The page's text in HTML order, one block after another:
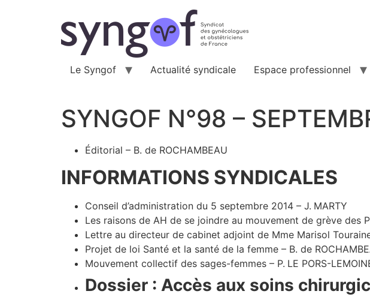
Le Syngof Actualité syndicale Espace professionnel
SYNGOF N°98 –
Éditorial – B. de ROCHAMBEAU
INFORMATIONS SYNDICALES
Conseil d’administration du 5 septembre 2014 – J. MARTY
Les raisons de AH de se joindre au mouvement de grève des
Lettre au directeur de cabinet adjoint de Mme Marisol
Projet de loi Santé et la santé de la femme – B. de
Mouvement collectif des sages-femmes – P. LE PORS-
Dossier : Accès aux soins